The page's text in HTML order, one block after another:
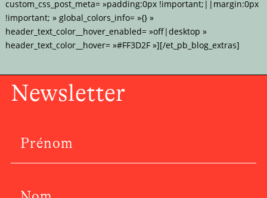
custom_css_post_meta= »padding:0px !important;||margin:0px
!important; » global_colors_info= »{} »
header_text_color__hover_enabled= »off|desktop »
header_text_color__hover= »#FF3D2F »][/et_pb_blog_extras]
Newsletter